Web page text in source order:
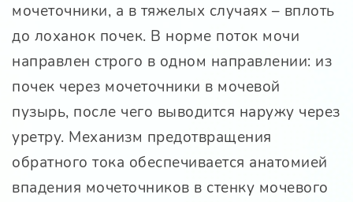
мочеточники, а в тяжелых случаях – вплоть
до лоханок почек. В норме поток мочи
направлен строго в одном направлении: из
почек через мочеточники в мочевой
пузырь, после чего выводится наружу через
уретру. Механизм предотвращения
обратного тока обеспечивается анатомией
впадения мочеточников в стенку мочевого